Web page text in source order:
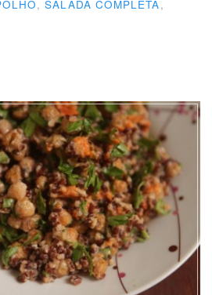
,SALADA COMPLETA,